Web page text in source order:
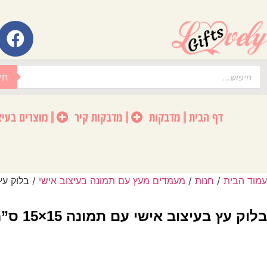
דף הבית מדבקות מדבקות קיר מוצרים
עמוד הבית / חנות / מעמדים מעץ עם תמונה בעיצוב אישי / בלוק עץ
בלוק עץ בעיצוב אישי עם תמונה 15×15 ס”מ